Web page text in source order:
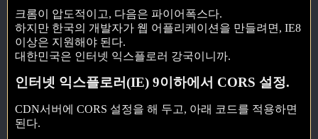
크롬이 압도적이고, 다음은 파이어폭스다.
하지만 한국의 개발자가 웹 어플리케이션을 만들려면, IE8
이상은 지원해야 된다.
대한민국은 인터넷 익스플로러 강국이니까.
인터넷 익스플로러(IE) 9이하에서 CORS 설정.
CDN서버에 CORS 설정을 해 두고, 아래 코드를 적용하면
된다.